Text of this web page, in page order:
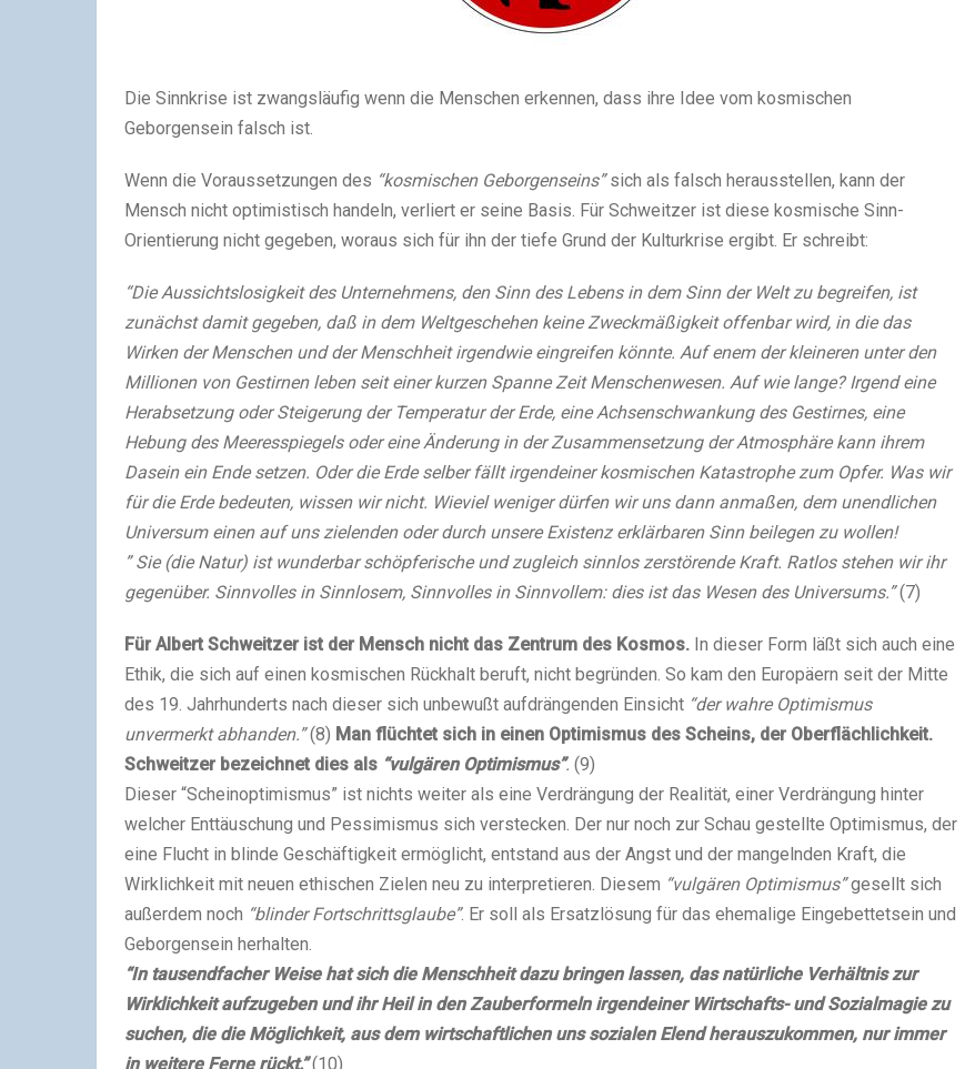
Die Sinnkrise ist zwangsläufig wenn die Menschen erkennen, dass ihre Idee vom kosmischen
Geborgensein falsch ist.
Wenn die Voraussetzungen des “kosmischen Geborgenseins”sich als falsch herausstellen, kann der
Mensch nicht optimistisch handeln, verliert er seine Basis. Für Schweitzer ist diese kosmische Sinn-
Orientierung nicht gegeben, woraus sich für ihn der tiefe Grund der Kulturkrise ergibt. Er schreibt:
“Die Aussichtslosigkeit des Unternehmens, den Sinn des Lebens in dem Sinn der Welt zu begreifen, ist
zunächst damit gegeben, daß in dem Weltgeschehen keine Zweckmäßigkeit offenbar wird, in die das
Wirken der Menschen und der Menschheit irgendwie eingreifen könnte. Auf enem der kleineren unter den
Millionen von Gestirnen leben seit einer kurzen Spanne Zeit Menschenwesen. Auf wie lange? Irgend eine
Herabsetzung oder Steigerung der Temperatur der Erde, eine Achsenschwankung des Gestirnes, eine
Hebung des Meeresspiegels oder eine Änderung in der Zusammensetzung der Atmosphäre kann ihrem
Dasein ein Ende setzen. Oder die Erde selber fällt irgendeiner kosmischen Katastrophe zum Opfer. Was wir
für die Erde bedeuten, wissen wir nicht. Wieviel weniger dürfen wir uns dann anmaßen, dem unendlichen
Universum einen auf uns zielenden oder durch unsere Existenz erklärbaren Sinn beilegen zu wollen!
” Sie (die Natur) ist wunderbar schöpferische und zugleich sinnlos zerstörende Kraft. Ratlos stehen wir ihr
gegenüber. Sinnvolles in Sinnlosem, Sinnvolles in Sinnvollem: dies ist das Wesen des Universums.”(7)
Für Albert Schweitzer ist der Mensch nicht das Zentrum des Kosmos. In dieser Form läßt sich auch eine
Ethik, die sich auf einen kosmischen Rückhalt beruft, nicht begründen. So kam den Europäern seit der Mitte
des 19. Jahrhunderts nach dieser sich unbewußt aufdrängenden Einsicht “der wahre Optimismus
unvermerkt abhanden.”(8) Man flüchtet sich in einen Optimismus des Scheins, der Oberflächlichkeit.
Schweitzer bezeichnet dies als “vulgären Optimismus”. (9)
Dieser “Scheinoptimismus” ist nichts weiter als eine Verdrängung der Realität, einer Verdrängung hinter
welcher Enttäuschung und Pessimismus sich verstecken. Der nur noch zur Schau gestellte Optimismus, der
eine Flucht in blinde Geschäftigkeit ermöglicht, entstand aus der Angst und der mangelnden Kraft, die
Wirklichkeit mit neuen ethischen Zielen neu zu interpretieren. Diesem “vulgären Optimismus”gesellt sich
außerdem noch “blinder Fortschrittsglaube”. Er soll als Ersatzlösung für das ehemalige Eingebettetsein und
Geborgensein herhalten.
“In tausendfacher Weise hat sich die Menschheit dazu bringen lassen, das natürliche Verhältnis zur
Wirklichkeit aufzugeben und ihr Heil in den Zauberformeln irgendeiner Wirtschafts- und Sozialmagie zu
suchen, die die Möglichkeit, aus dem wirtschaftlichen uns sozialen Elend herauszukommen, nur immer
in weitere Ferne rückt.” (10)